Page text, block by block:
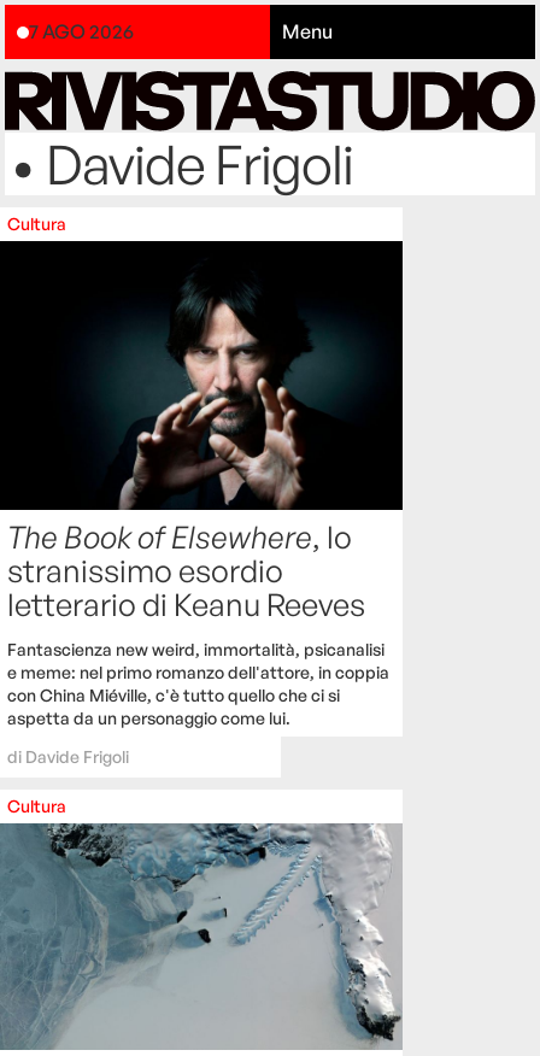
7 AGO 2026 Menu
• Davide Frigoli
Cultura
The Book of Elsewhere, lo
stranissimo esordio
letterario di Keanu Reeves
Fantascienza new weird, immortalità, psicanalisi
e meme: nel primo romanzo dell'attore, in coppia
con China Miéville, c'è tutto quello che ci si
aspetta da un personaggio come lui.
di Davide Frigoli
Cultura